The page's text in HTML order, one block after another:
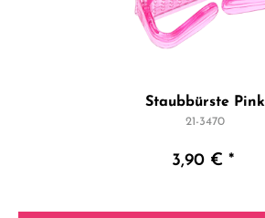
Staubbürste Pink
21-3470
3,90 € *